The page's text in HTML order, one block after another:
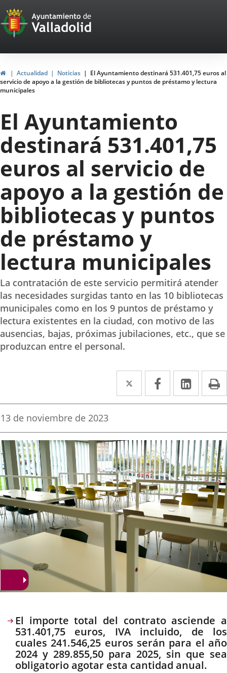
Portal
Web
del
Ayuntamiento
de
Valladolid
HomeActualidad Noticias
El Ayuntamiento destinará 531.401,75 euros al
servicio de apoyo a la gestión de bibliotecas y puntos de préstamo y lectura
municipales
El Ayuntamiento
destinará 531.401,75
euros al servicio de
apoyo a la gestión de
bibliotecas y puntos
de préstamo y
lectura municipales
La contratación de este servicio permitirá atender
las necesidades surgidas tanto en las 10 bibliotecas
municipales como en los 9 puntos de préstamo y
lectura existentes en la ciudad, con motivo de las
ausencias, bajas, próximas jubilaciones, etc., que se
produzcan entre el personal.
Twitter
Enlace
a
aplicación
externa.
Facebook
Enlace
a
aplicación
externa.
Enlace
a
Fecha
la
noticia
13 de noviembre de 2023
Descripción
El importe total del contrato asciende a
531.401,75 euros, IVA incluido, de los
cuales 241.546,25 euros serán para el año
2024 y 289.855,50 para 2025, sin que sea
obligatorio agotar esta cantidad anual.